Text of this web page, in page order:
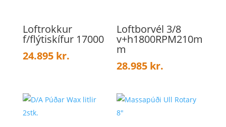
Loftrokkur
f/flýtiskífur 17000
24.895 kr.
Loftborvél 3/8
v+h1800RPM210m
m
28.985 kr.